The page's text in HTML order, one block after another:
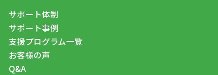
サポート体制
サポート事例
支援プログラム一覧
お客様の声
Q&A